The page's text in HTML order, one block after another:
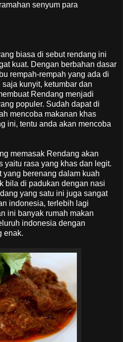
senyum para
biasa di sebut rendang ini
kuat. Dengan berbahan dasar
rempah-rempah yang ada di
kunyit, ketumbar dan
Rendang menjadi
populer. Sudah dapat di
mencoba makanan khas
ini, tentu anda akan mencoba
memasak Rendang akan
yaitu rasa yang khas dan legit.
berenang dalam kuah
bila di padukan dengan nasi
yang satu ini juga sangat
indonesia, terlebih lagi
ini banyak rumah makan
indonesia dengan
enak.